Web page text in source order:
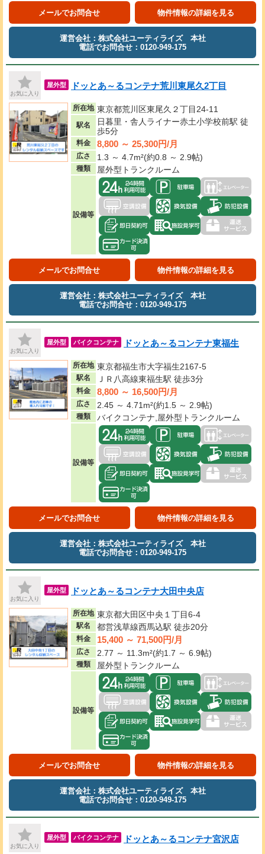
メールでお問合せ 物件情報の詳細を見る
運営会社：株式会社ユーティライズ 本社
電話でお問合せ：0120-949-175
お気に入り
屋外型 ドッとあ～るコンテナ荒川東尾久2丁目
所在地 東京都荒川区東尾久２丁目24-11
駅名
日暮里・舎人ライナー赤土小学校前駅 徒
歩5分
料金 8,800 ～ 25,300円/月
広さ 1.3 ～ 4.7m²(約0.8 ～ 2.9帖)
種類 屋外型トランクルーム
設備等
メールでお問合せ 物件情報の詳細を見る
運営会社：株式会社ユーティライズ 本社
電話でお問合せ：0120-949-175
お気に入り
屋外型 バイクコンテナ ドッとあ～るコンテナ東福生
所在地 東京都福生市大字福生2167-5
駅名 ＪＲ八高線東福生駅 徒歩3分
料金 8,800 ～ 16,500円/月
広さ 2.45 ～ 4.71m²(約1.5 ～ 2.9帖)
種類 バイクコンテナ,屋外型トランクルーム
設備等
メールでお問合せ 物件情報の詳細を見る
運営会社：株式会社ユーティライズ 本社
電話でお問合せ：0120-949-175
お気に入り
屋外型 ドッとあ～るコンテナ大田中央店
所在地 東京都大田区中央１丁目6-4
駅名 都営浅草線西馬込駅 徒歩20分
料金 15,400 ～ 71,500円/月
広さ 2.77 ～ 11.3m²(約1.7 ～ 6.9帖)
種類 屋外型トランクルーム
設備等
メールでお問合せ 物件情報の詳細を見る
運営会社：株式会社ユーティライズ 本社
電話でお問合せ：0120-949-175
お気に入り
屋外型 バイクコンテナ ドッとあ～るコンテナ宮沢店